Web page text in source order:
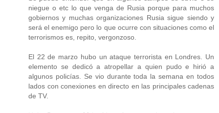
niegue o etc lo que venga de Rusia porque para muchos
gobiernos y muchas organizaciones Rusia sigue siendo y
será el enemigo pero lo que ocurre con situaciones como el
terrorismos es, repito, vergonzoso.
El 22 de marzo hubo un ataque terrorista en Londres. Un
elemento se dedicó a atropellar a quien pudo e hirió a
algunos policías. Se vio durante toda la semana en todos
lados con conexiones en directo en las principales cadenas
de TV.